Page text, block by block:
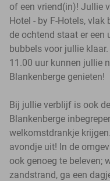
of een vriend(in)! Jullie
Hotel - by F-Hotels,
de ochtend staat er een
bubbels voor jullie
11.00 uur kunnen jullie
Blankenberge genieten!
Bij jullie verblijf is ook
Blankenberge
welkomstdrankje
avondje uit! In de
ook genoeg te beleven;
zandstrand, ga een